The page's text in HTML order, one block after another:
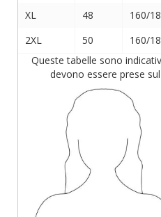
XL
48 160/
2XL
50 160/
Queste tabelle sono
devono essere prese